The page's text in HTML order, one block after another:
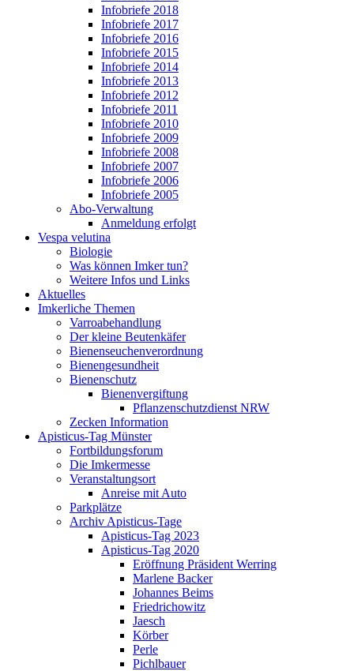
Infobriefe 2018
Infobriefe 2017
Infobriefe 2016
Infobriefe 2015
Infobriefe 2014
Infobriefe 2013
Infobriefe 2012
Infobriefe 2011
Infobriefe 2010
Infobriefe 2009
Infobriefe 2008
Infobriefe 2007
Infobriefe 2006
Infobriefe 2005
Abo-Verwaltung
Anmeldung erfolgt
Vespa velutina
Biologie
Was können Imker tun?
Weitere Infos und Links
Aktuelles
Imkerliche Themen
Varroabehandlung
Der kleine Beutenkäfer
Bienenseuchenverordnung
Bienengesundheit
Bienenschutz
Bienenvergiftung
Pflanzenschutzdienst NRW
Zecken Information
Apisticus-Tag Münster
Fortbildungsforum
Die Imkermesse
Veranstaltungsort
Anreise mit Auto
Parkplätze
Archiv Apisticus-Tage
Apisticus-Tag 2023
Apisticus-Tag 2020
Eröffnung Präsident Werring
Marlene Backer
Johannes Beims
Friedrichowitz
Jaesch
Körber
Perle
Pichlbauer